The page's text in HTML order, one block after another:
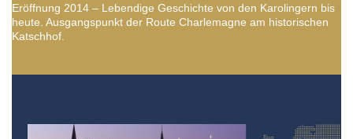
Eröffnung 2014 – Lebendige Geschichte von den Karolingern bis
heute. Ausgangspunkt der Route Charlemagne am historischen
Katschhof.